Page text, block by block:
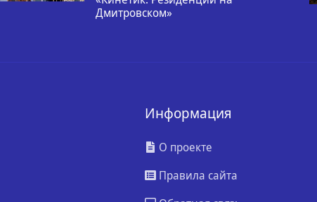
Дмитровском»
Информация
О проекте
Правила сайта